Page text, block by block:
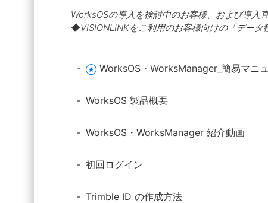
WorksOSの導入を検討中のお客様、および導
◆VISIONLINKをご利用のお客様向けの「デー
WorksOS・WorksManager_簡易マニ
WorksOS 製品概要
WorksOS・WorksManager 紹介動画
初回ログイン
Trimble ID の作成方法